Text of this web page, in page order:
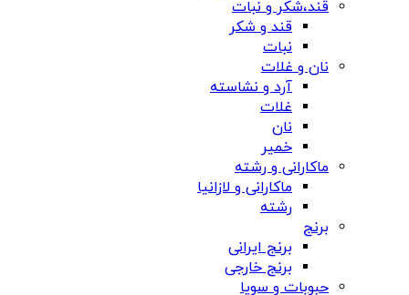
قند،شکر و نبات
قند و شکر
نبات
نان و غلات
آرد و نشاسته
غلات
نان
خمیر
ماکارانی و رشته
ماکارانی و لازانیا
رشته
برنج
برنج ایرانی
برنج خارجی
حبوبات و سویا